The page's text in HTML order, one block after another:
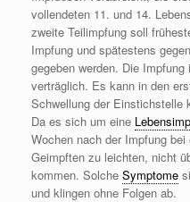
vollendeten 11. und 14.
zweite Teilimpfung soll
Impfung und spätestens
gegeben werden. Die
verträglich. Es kann in den
Schwellung der Einstichstelle
Da es sich um eine
Wochen nach der Impfung
Geimpften zu leichten, nicht
kommen. Solche Symptome
und klingen ohne Folgen ab.